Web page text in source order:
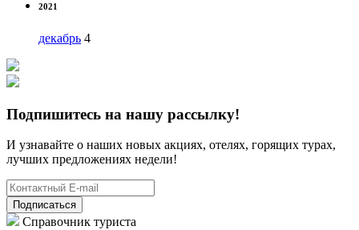
2021
декабрь 4
Подпишитесь на нашу рассылку!
И узнавайте о наших новых акциях, отелях, горящих турах,
лучших предложениях недели!
Подписаться
Справочник туриста